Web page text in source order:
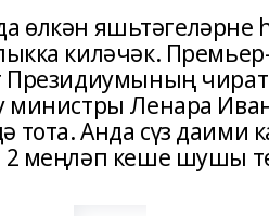
өлкән
киләчәк.
Президиумының
министры Ленара
Анда сүз даими
2 меңләп кеше шушы